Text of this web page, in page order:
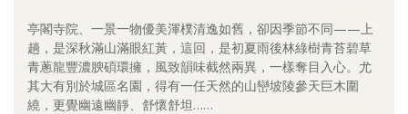
影音區
創意出版服務
亭閣寺院、一景一物優美渾樸清逸如舊，卻因季節不同——上
趟，是深秋滿山滿眼紅黃，這回，是初夏雨後林綠樹青苔碧草
青蔥龍豐濃腴碩環擁，風致韻味截然兩異，一樣奪目入心。尤
其大有別於城區名園，得有一任天然的山巒坡陵參天巨木圍
繞，更覺幽遠幽靜、舒懷舒坦……